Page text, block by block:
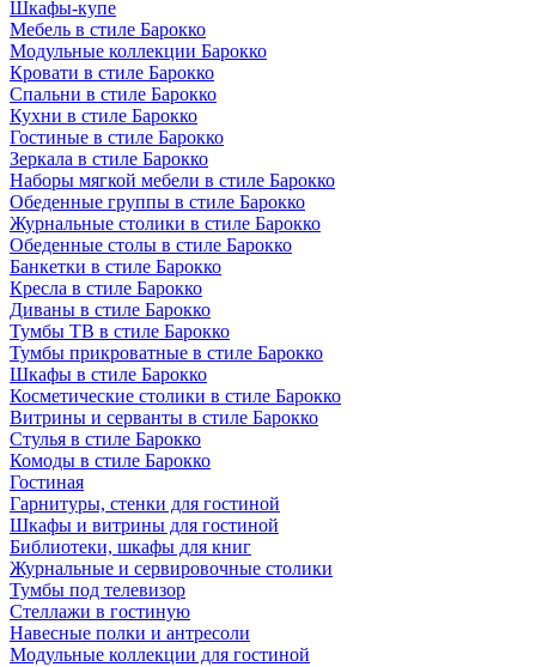
Шкафы-купе
Мебель в стиле Барокко
Модульные коллекции Барокко
Кровати в стиле Барокко
Спальни в стиле Барокко
Кухни в стиле Барокко
Гостиные в стиле Барокко
Зеркала в стиле Барокко
Наборы мягкой мебели в стиле Барокко
Обеденные группы в стиле Барокко
Журнальные столики в стиле Барокко
Обеденные столы в стиле Барокко
Банкетки в стиле Барокко
Кресла в стиле Барокко
Диваны в стиле Барокко
Тумбы ТВ в стиле Барокко
Тумбы прикроватные в стиле Барокко
Шкафы в стиле Барокко
Косметические столики в стиле Барокко
Витрины и серванты в стиле Барокко
Стулья в стиле Барокко
Комоды в стиле Барокко
Гостиная
Гарнитуры, стенки для гостиной
Шкафы и витрины для гостиной
Библиотеки, шкафы для книг
Журнальные и сервировочные столики
Тумбы под телевизор
Стеллажи в гостиную
Навесные полки и антресоли
Модульные коллекции для гостиной